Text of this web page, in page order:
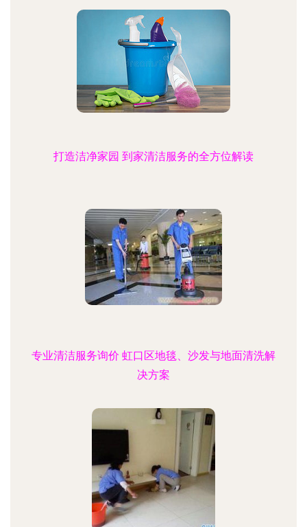
打造洁净家园 到家清洁服务的全方位解读
专业清洁服务询价 虹口区地毯、沙发与地面清洗解
决方案